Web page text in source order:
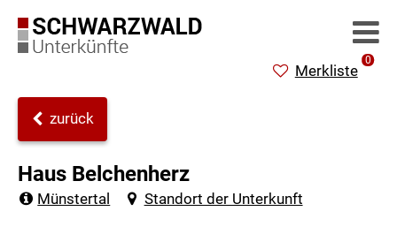
0
Merkliste
zurück
Haus Belchenherz
Münstertal Standort der Unterkunft